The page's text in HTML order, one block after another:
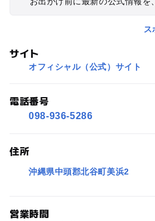
ス
サイト
オフィシャル（公式）サイト
電話番号
098-936-5286
住所
沖縄県中頭郡北谷町美浜2
営業時間